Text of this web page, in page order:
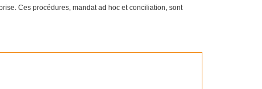
Ces procédures, mandat ad hoc et conciliation, sont